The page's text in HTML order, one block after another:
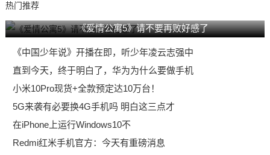
热门推荐
《爱情公寓5》请不要再败好感了
《中国少年说》开播在即，听少年凌云志强中
直到今天，终于明白了，华为为什么要做手机
小米10Pro现货+全款预定达10万台！
5G来袭有必要换4G手机吗 明白这三点才
在iPhone上运行Windows10不
Redmi红米手机官方：今天有重磅消息